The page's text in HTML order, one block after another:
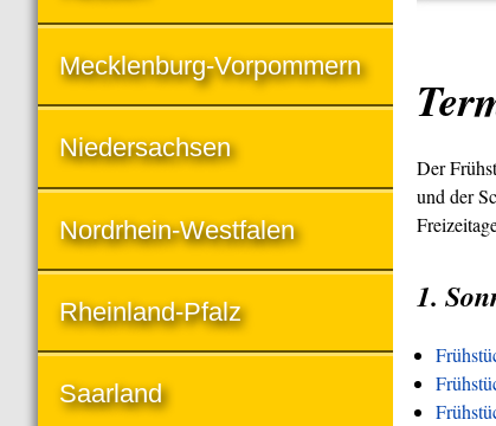
Der
und der
1.
Mecklenburg-Vorpommern
Niedersachsen
Nordrhein-Westfalen
Rheinland-Pfalz
Saarland